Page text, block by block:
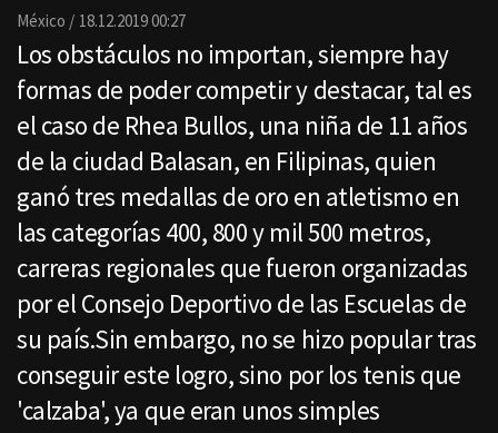
México 18.12.2019 00:27
Los obstáculos no importan, siempre hay
formas de poder competir y destacar, tal es
el caso de Rhea Bullos, una niña de 11 años
de la ciudad Balasan, en Filipinas, quien
ganó tres medallas de oro en atletismo en
las categorías 400, 800 y mil 500 metros,
carreras regionales que fueron organizadas
por el Consejo Deportivo de las Escuelas de
su país.Sin embargo, no se hizo popular tras
conseguir este logro, sino por los tenis que
'calzaba', ya que eran unos simples